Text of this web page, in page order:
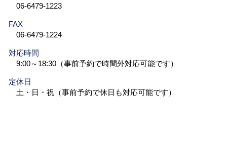
06-6479-1223
FAX
06-6479-1224
対応時間
9:00～18:30（事前予約で時間外対応可能です）
定休日
土・日・祝（事前予約で休日も対応可能です）